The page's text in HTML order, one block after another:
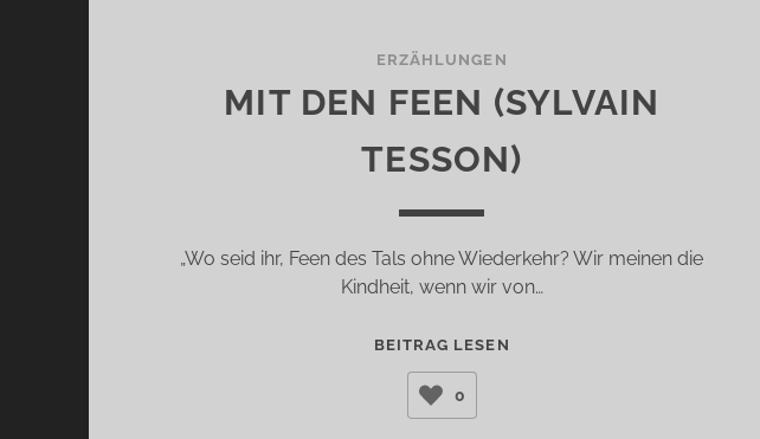
ERZÄHLUNGEN
MIT DEN FEEN (SYLVAIN
TESSON)
„Wo seid ihr, Feen des Tals ohne Wiederkehr? Wir meinen die
Kindheit, wenn wir von…
BEITRAG LESEN
0